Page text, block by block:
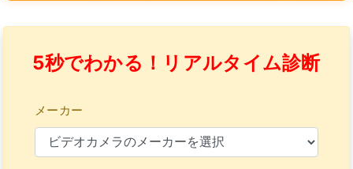
5秒でわかる！リアルタイム診断
メーカー